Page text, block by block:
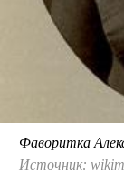
Фаворитка
Источник: